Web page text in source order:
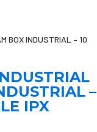
BOX INDUSTRIAL – 10
–
IPX